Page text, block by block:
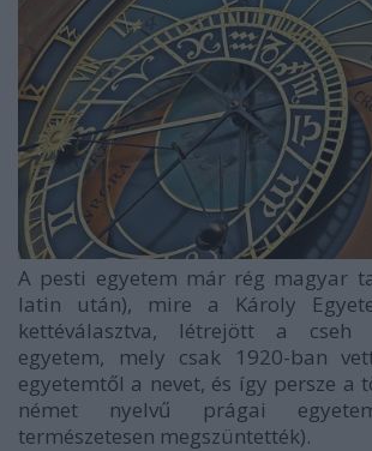
A pesti egyetem már rég magyar
latin után), mire a Károly
kettéválasztva, létrejött a cseh
egyetem, mely csak 1920-ban
egyetemtől a nevet, és így persze a
német nyelvű prágai
természetesen megszüntették).